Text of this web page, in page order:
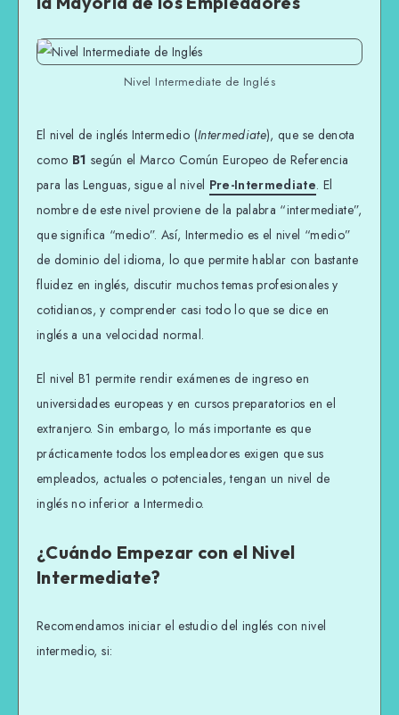
Nivel Intermediate de Inglés
El nivel de inglés Intermedio (Intermediate), que se denota
como B1 según el Marco Común Europeo de Referencia
para las Lenguas, sigue al nivel Pre-Intermediate. El
nombre de este nivel proviene de la palabra “intermediate”,
que significa “medio”. Así, Intermedio es el nivel “medio”
de dominio del idioma, lo que permite hablar con bastante
fluidez en inglés, discutir muchos temas profesionales y
cotidianos, y comprender casi todo lo que se dice en
inglés a una velocidad normal.
El nivel B1 permite rendir exámenes de ingreso en
universidades europeas y en cursos preparatorios en el
extranjero. Sin embargo, lo más importante es que
prácticamente todos los empleadores exigen que sus
empleados, actuales o potenciales, tengan un nivel de
inglés no inferior a Intermedio.
¿Cuándo Empezar con el Nivel
Intermediate?
Recomendamos iniciar el estudio del inglés con nivel
intermedio, si: